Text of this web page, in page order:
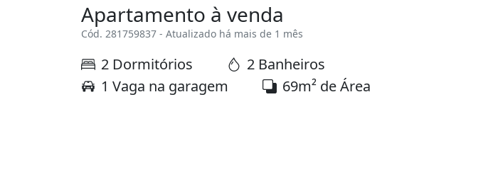
Apartamento à venda
Cód. 281759837 - Atualizado há mais de 1 mês
2 Dormitórios
2 Banheiros
1 Vaga na garagem
69m² de Área